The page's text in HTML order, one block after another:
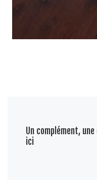
Un complément,
ici